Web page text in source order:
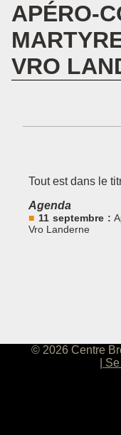
APÉRO-
VRO
Tout est dans le
Agenda
11 septembre :
Vro Landerne
© 2026 Centre